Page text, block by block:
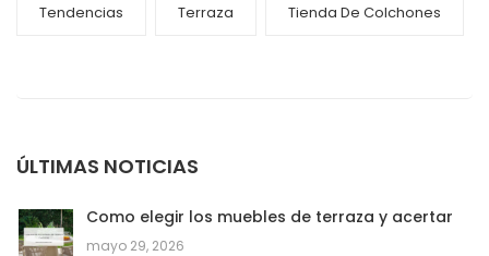
Tendencias Terraza Tienda De Colchones
ÚLTIMAS NOTICIAS
Como elegir los muebles de terraza y acertar
mayo 29, 2026